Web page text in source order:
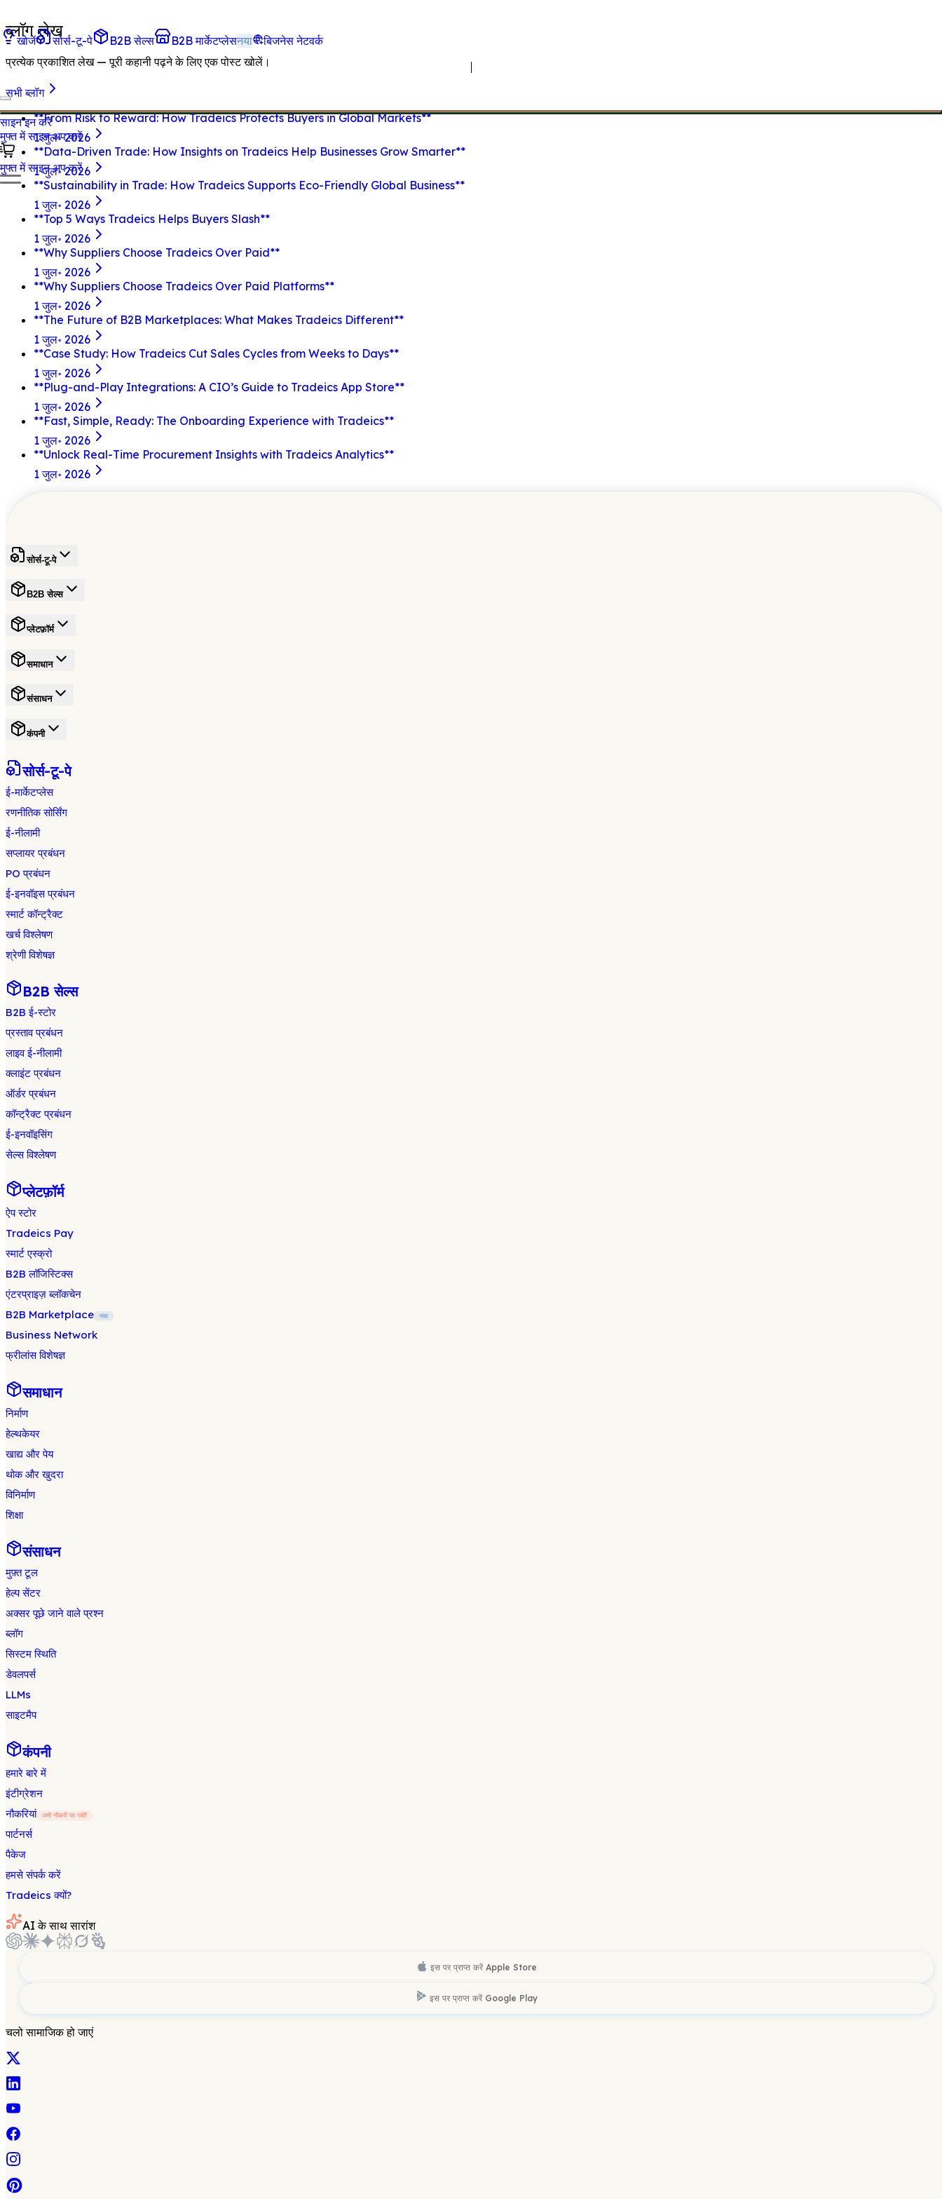
खोजें सोर्स-टू-पे B2B सेल्स B2B मार्केटप्लेसनया बिजनेस नेटवर्क
साइन इन करें
मुफ्त में साइन अप करें
मुफ्त में साइन अप करें
ब्लॉग लेख
प्रत्येक प्रकाशित लेख — पूरी कहानी पढ़ने के लिए एक पोस्ट खोलें।
सभी ब्लॉग
**From Risk to Reward: How Tradeics Protects Buyers in Global Markets**
1 जुल॰ 2026
**Data-Driven Trade: How Insights on Tradeics Help Businesses Grow Smarter**
1 जुल॰ 2026
**Sustainability in Trade: How Tradeics Supports Eco-Friendly Global Business**
1 जुल॰ 2026
**Top 5 Ways Tradeics Helps Buyers Slash**
1 जुल॰ 2026
**Why Suppliers Choose Tradeics Over Paid**
1 जुल॰ 2026
**Why Suppliers Choose Tradeics Over Paid Platforms**
1 जुल॰ 2026
**The Future of B2B Marketplaces: What Makes Tradeics Different**
1 जुल॰ 2026
**Case Study: How Tradeics Cut Sales Cycles from Weeks to Days**
1 जुल॰ 2026
**Plug-and-Play Integrations: A CIO’s Guide to Tradeics App Store**
1 जुल॰ 2026
**Fast, Simple, Ready: The Onboarding Experience with Tradeics**
1 जुल॰ 2026
**Unlock Real-Time Procurement Insights with Tradeics Analytics**
1 जुल॰ 2026
सोर्स-टू-पे
B2B सेल्स
प्लेटफ़ॉर्म
समाधान
संसाधन
कंपनी
सोर्स-टू-पे
ई-मार्केटप्लेस
रणनीतिक सोर्सिंग
ई-नीलामी
सप्लायर प्रबंधन
PO प्रबंधन
ई-इनवॉइस प्रबंधन
स्मार्ट कॉन्ट्रैक्ट
खर्च विश्लेषण
श्रेणी विशेषज्ञ
B2B सेल्स
B2B ई-स्टोर
प्रस्ताव प्रबंधन
लाइव ई-नीलामी
क्लाइंट प्रबंधन
ऑर्डर प्रबंधन
कॉन्ट्रैक्ट प्रबंधन
ई-इनवॉइसिंग
सेल्स विश्लेषण
प्लेटफ़ॉर्म
ऐप स्टोर
Tradeics Pay
स्मार्ट एस्क्रो
B2B लॉजिस्टिक्स
एंटरप्राइज़ ब्लॉकचेन
B2B Marketplace
नया
Business Network
फ्रीलांस विशेषज्ञ
समाधान
निर्माण
हेल्थकेयर
खाद्य और पेय
थोक और खुदरा
विनिर्माण
शिक्षा
संसाधन
मुफ़्त टूल
हेल्प सेंटर
अक्सर पूछे जाने वाले प्रश्न
ब्लॉग
सिस्टम स्थिति
डेवलपर्स
LLMs
साइटमैप
कंपनी
हमारे बारे में
इंटीग्रेशन
नौकरियां
अभी नौकरी पर रखें!
पार्टनर्स
पैकेज
हमसे संपर्क करें
Tradeics क्यों?
AI के साथ सारांश
इस पर प्राप्त करें Apple Store
इस पर प्राप्त करें Google Play
चलो सामाजिक हो जाएं